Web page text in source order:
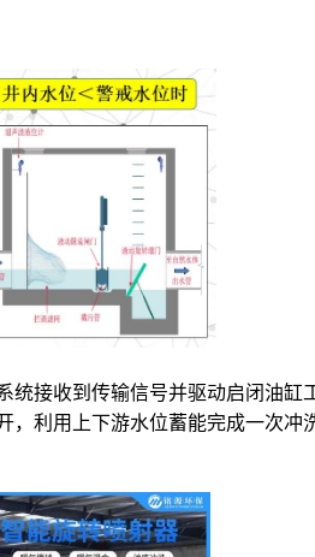
统接收到传输信号并驱动启闭油
利用上下游水位蓄能完成一次冲